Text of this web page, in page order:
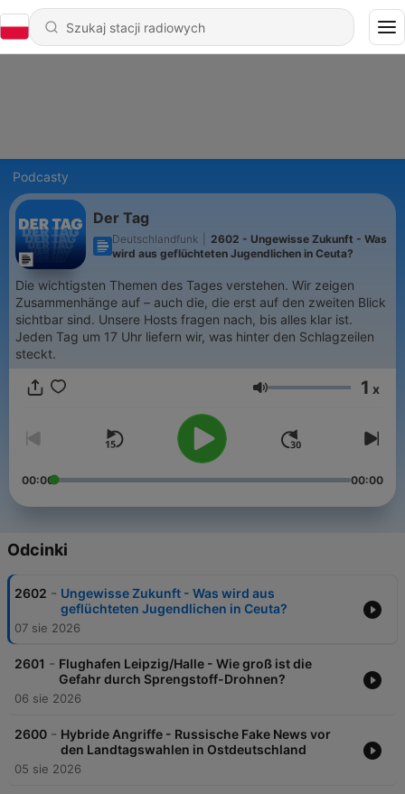
Podcasty
Der Tag
Deutschlandfunk
2602 - Ungewisse Zukunft - Was
wird aus geflüchteten Jugendlichen in Ceuta?
Die wichtigsten Themen des Tages verstehen. Wir zeigen
Zusammenhänge auf – auch die, die erst auf den zweiten Blick
sichtbar sind. Unsere Hosts fragen nach, bis alles klar ist.
Jeden Tag um 17 Uhr liefern wir, was hinter den Schlagzeilen
steckt.
Głośność 1 x
00:00 00:00
Odcinki
2602 - Ungewisse Zukunft - Was wird aus
geflüchteten Jugendlichen in Ceuta?
07 sie 2026
2601 - Flughafen Leipzig/Halle - Wie groß ist die
Gefahr durch Sprengstoff-Drohnen?
06 sie 2026
2600 - Hybride Angriffe - Russische Fake News vor
den Landtagswahlen in Ostdeutschland
05 sie 2026